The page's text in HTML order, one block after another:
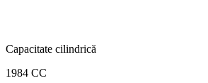
Capacitate cilindrică
1984 CC